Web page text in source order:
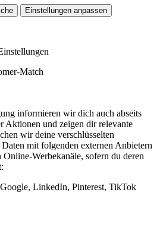
Einstellungen anpassen
Match
informieren wir dich auch abseits
Aktionen und zeigen dir relevante
wir deine verschlüsselten
Daten mit folgenden externen Anbietern
Online-Werbekanäle, sofern du deren
LinkedIn, Pinterest, TikTok